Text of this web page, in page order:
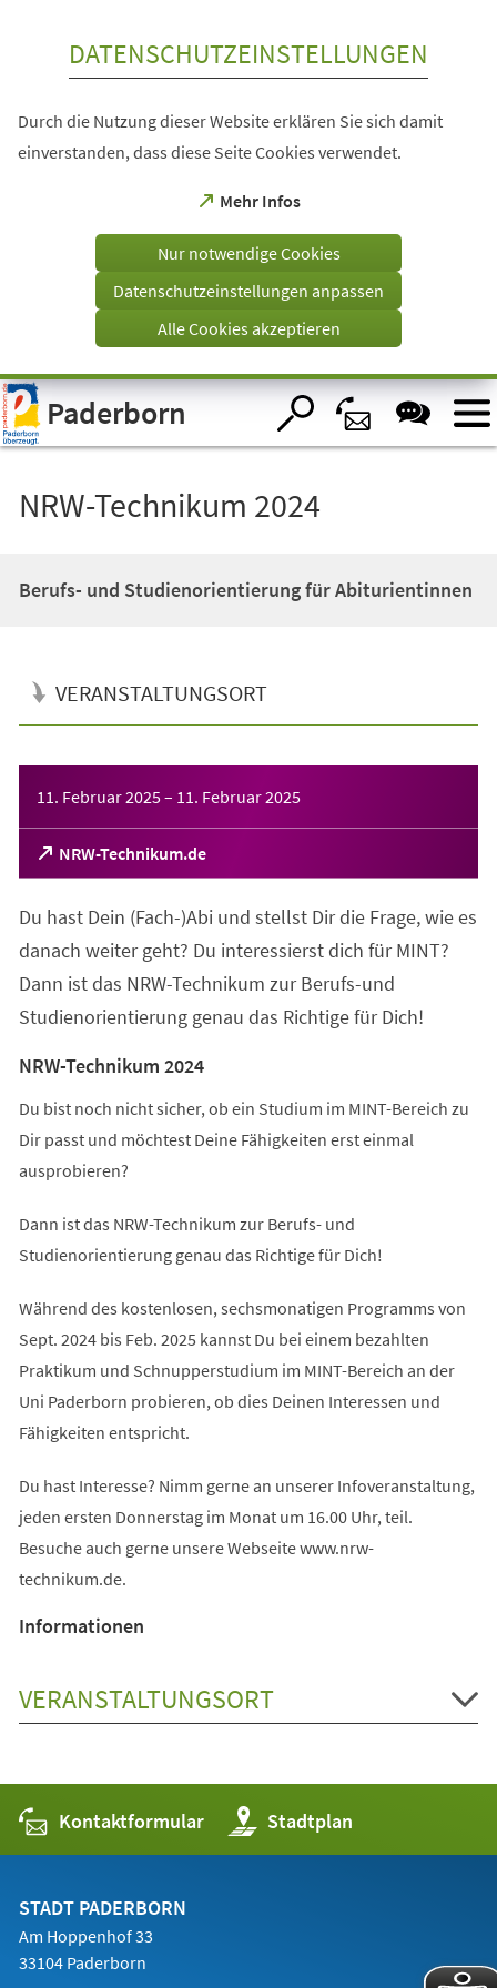
Visuelle
Assistenzsoftware
öffnen.
DATENSCHUTZEINSTELLUNGEN
Durch die Nutzung dieser Website erklären Sie sich damit
einverstanden, dass diese Seite Cookies verwendet.
Mehr Infos
(Öffnet
einem
Tab)
Nur notwendige Cookies
Datenschutzeinstellungen anpassen
Alle Cookies akzeptieren
Paderborn
NRW-Technikum 2024
Berufs- und Studienorientierung für Abiturientinnen
VERANSTALTUNGSORT
11. Februar 2025– 11. Februar 2025
NRW-Technikum.de
(Öffnet
in
neuen
Du hast Dein (Fach-)Abi und stellst Dir die Frage, wie es
danach weiter geht? Du interessierst dich für MINT?
Dann ist das NRW-Technikum zur Berufs-und
Studienorientierung genau das Richtige für Dich!
NRW-Technikum 2024
Du bist noch nicht sicher, ob ein Studium im MINT-Bereich zu
Dir passt und möchtest Deine Fähigkeiten erst einmal
ausprobieren?
Dann ist das NRW-Technikum zur Berufs- und
Studienorientierung genau das Richtige für Dich!
Während des kostenlosen, sechsmonatigen Programms von
Sept. 2024 bis Feb. 2025 kannst Du bei einem bezahlten
Praktikum und Schnupperstudium im MINT-Bereich an der
Uni Paderborn probieren, ob dies Deinen Interessen und
Fähigkeiten entspricht.
Du hast Interesse? Nimm gerne an unserer Infoveranstaltung,
jeden ersten Donnerstag im Monat um 16.00 Uhr, teil.
Besuche auch gerne unsere Webseite www.nrw-
technikum.de.
Informationen
VERANSTALTUNGSORT
Kontaktformular Stadtplan
(Öffnet
in
einem
STADT PADERBORN
Am Hoppenhof 33
33104 Paderborn